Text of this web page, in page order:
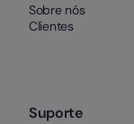
Sobre nós
Clientes
Suporte